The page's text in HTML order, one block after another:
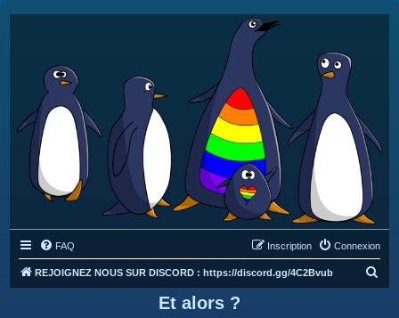
FAQ Connexion
Inscription
REJOIGNEZ NOUS SUR DISCORD : https://discord.gg/4C2Bvub
Et alors ?